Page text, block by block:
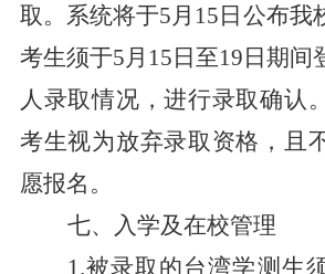
取。系统将于5月15日公布我
考生须于5月15日至19日期间
人录取情况，进行录取确认
考生视为放弃录取资格，且
愿报名。
七、入学及在校管理
1.被录取的台湾学测生